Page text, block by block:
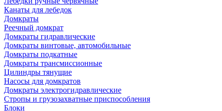
Канаты для лебедок
Домкраты
Реечный домкрат
Домкраты гидравлические
Домкраты винтовые, автомобильные
Домкраты подкатные
Домкраты трансмиссионные
Цилиндры тянущие
Насосы для домкратов
Домкраты электрогидравлические
Стропы и грузозахватные приспособления
Блоки